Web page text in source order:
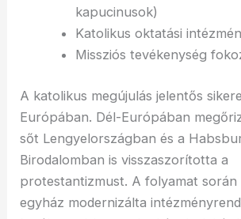
kapucinusok)
Katolikus oktatási
Missziós tevékenység
A katolikus megújulás jelentős
Európában. Dél-Európában
sőt Lengyelországban és a
Birodalomban is visszaszorította a
protestantizmust. A folyamat során
egyház modernizálta